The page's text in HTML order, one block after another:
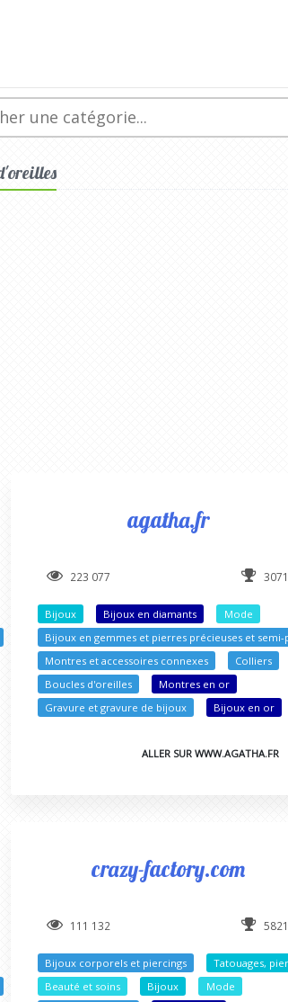
agatha.fr
223 077 3071
Bijoux Bijoux en diamants
Mode
Bijoux en gemmes et pierres précieuses et semi-
Montres et accessoires connexes
Colliers
Boucles d'oreilles
Montres en or
Gravure et gravure de bijoux
Bijoux en or
ALLER SUR WWW.AGATHA.FR
crazy-factory.com
111 132 5821
Bijoux corporels et piercings
Tatouages,
Beauté et soins
Bijoux
Mode